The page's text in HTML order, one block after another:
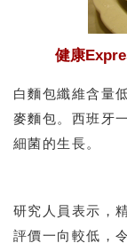
健康
白麵包纖維含量
麥麵包。西班牙
細菌的生長。
研究人員表示，
評價一向較低，